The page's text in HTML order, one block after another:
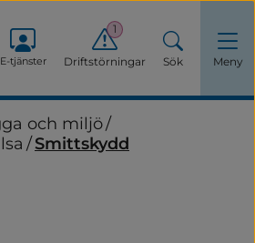
E-tjänster Driftstörningar
1
Sök Meny
och miljö/
/Smittskydd